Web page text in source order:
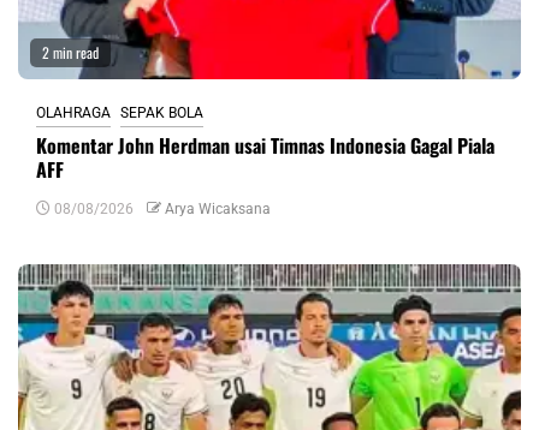
2 min read
OLAHRAGA SEPAK BOLA
Komentar John Herdman usai Timnas Indonesia Gagal Piala
AFF
08/08/2026 Arya Wicaksana